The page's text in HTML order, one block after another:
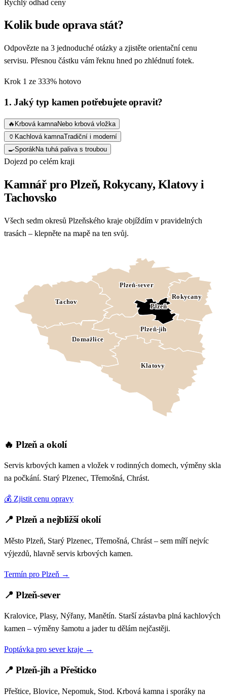
Rychlý odhad ceny
Kolik bude oprava stát?
Odpovězte na 3 jednoduché otázky a zjistěte orientační cenu
servisu. Přesnou částku vám řeknu hned po zhlédnutí fotek.
Krok 1 ze 333% hotovo
1. Jaký typ kamen potřebujete opravit?
🔥 Krbová kamnaNebo krbová vložka
🏺 Kachlová kamnaTradiční i moderní
🍳Sporák Na tuhá paliva s troubou
Dojezd po celém kraji
Kamnář pro Plzeň, Rokycany, Klatovy i
Tachovsko
Všech sedm okresů Plzeňského kraje objíždím v pravidelných
trasách – klepněte na mapě na ten svůj.
Tachov
Plzeň-sever
Domažlice
Rokycany
Plzeň
Plzeň-jih
Klatovy
🔥 Plzeň a okolí
Servis krbových kamen a vložek v rodinných domech, výměny skla
na počkání. Starý Plzenec, Třemošná, Chrást.
💰 Zjistit cenu opravy
📍 Plzeň a nejbližší okolí
Město Plzeň, Starý Plzenec, Třemošná, Chrást – sem míří nejvíc
výjezdů, hlavně servis krbových kamen.
Termín pro Plzeň →
📍 Plzeň-sever
Kralovice, Plasy, Nýřany, Manětín. Starší zástavba plná kachlových
kamen – výměny šamotu a jader tu dělám nejčastěji.
Poptávka pro sever kraje →
📍 Plzeň-jih a Přešticko
Přeštice, Blovice, Nepomuk, Stod. Krbová kamna i sporáky na